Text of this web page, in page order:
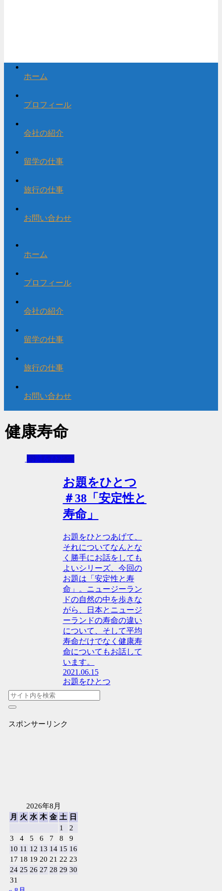
ホーム
プロフィール
会社の紹介
留学の仕事
旅行の仕事
お問い合わせ
ホーム
プロフィール
会社の紹介
留学の仕事
旅行の仕事
お問い合わせ
健康寿命
お題をひとつ
お題をひとつ
＃38「安定性と
寿命」
お題をひとつあげて、
それについてなんとな
く勝手にお話をしても
よいシリーズ、今回の
お題は「安定性と寿
命」。ニュージーラン
ドの自然の中を歩きな
がら、日本とニュージ
ーランドの寿命の違い
について、そして平均
寿命だけでなく健康寿
命についてもお話して
います。
2021.06.15
お題をひとつ
スポンサーリンク
2026年8月
月
火 水 木 金 土
日
1
2
3
4 5 6 7 8
9
10 11 12 13 14 15 16
17 18 19 20 21 22 23
24 25 26 27 28 29 30
31